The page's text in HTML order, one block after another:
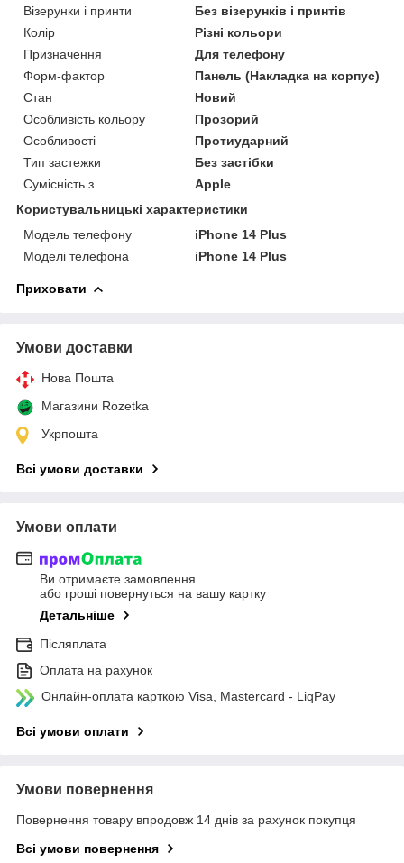
Візерунки і принти
Без візерунків і принтів
Колір
Різні кольори
Призначення
Для телефону
Форм-фактор
Панель (Накладка на корпус)
Стан
Новий
Особливість кольору
Прозорий
Особливості
Протиударний
Тип застежки
Без застібки
Сумісність з
Apple
Користувальницькі характеристики
Модель телефону
iPhone 14 Plus
Моделі телефона
iPhone 14 Plus
Приховати
Умови доставки
Нова Пошта
Магазини Rozetka
Укрпошта
Всі умови доставки
Умови оплати
Ви отримаєте замовлення
або гроші повернуться на вашу картку
Детальніше
Післяплата
Оплата на рахунок
Онлайн-оплата карткою Visa, Mastercard - LiqPay
Всі умови оплати
Умови повернення
Повернення товару впродовж 14 днів за рахунок покупця
Всі умови повернення